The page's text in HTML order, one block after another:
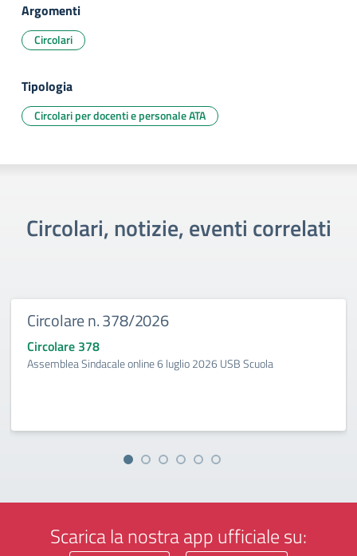
Argomenti
Circolari
Tipologia
Circolari per docenti e personale ATA
Circolari, notizie, eventi correlati
Circolare n. 378/2026
Circolare 378
Assemblea Sindacale online 6 luglio 2026 USB Scuola
Scarica la nostra app ufficiale su: